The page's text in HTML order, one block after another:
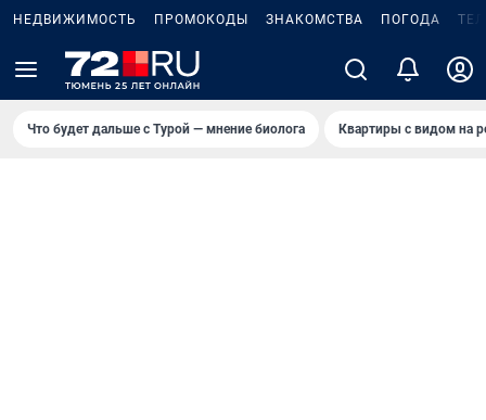
НЕДВИЖИМОСТЬ ПРОМОКОДЫ ЗНАКОМСТВА ПОГОДА
Что будет дальше с Турой — мнение биолога Квартиры с видом на